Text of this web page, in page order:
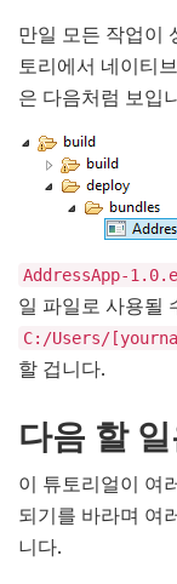
만일 모든 작업이
토리에서 네이티
은 다음처럼 보입
AddressApp-
일 파일로 사용될
C:/Users/
할 겁니다.
다음 할
이 튜토리얼이 여
되기를 바라며 여
니다.